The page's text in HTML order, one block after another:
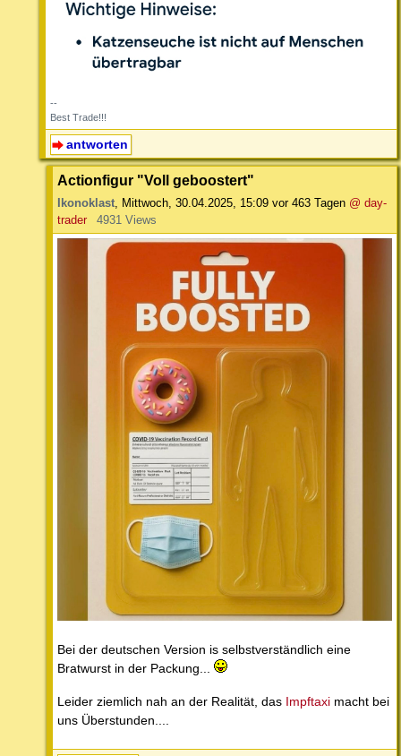
--
Best Trade!!!
antworten
Actionfigur "Voll geboostert"
Ikonoklast, Mittwoch, 30.04.2025, 15:09 vor 463 Tagen @ day-
trader
4931 Views
Bei der deutschen Version is selbstverständlich eine
Bratwurst in der Packung...
Leider ziemlich nah an der Realität, das Impftaxi macht bei
uns Überstunden....